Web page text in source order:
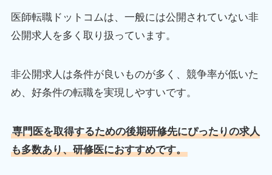
医師転職ドットコムは、一般には公開されていない非
公開求人を多く取り扱っています。
非公開求人は条件が良いものが多く、競争率が低いた
め、好条件の転職を実現しやすいです。
専門医を取得するための後期研修先にぴったりの求人
も多数あり、研修医におすすめです。